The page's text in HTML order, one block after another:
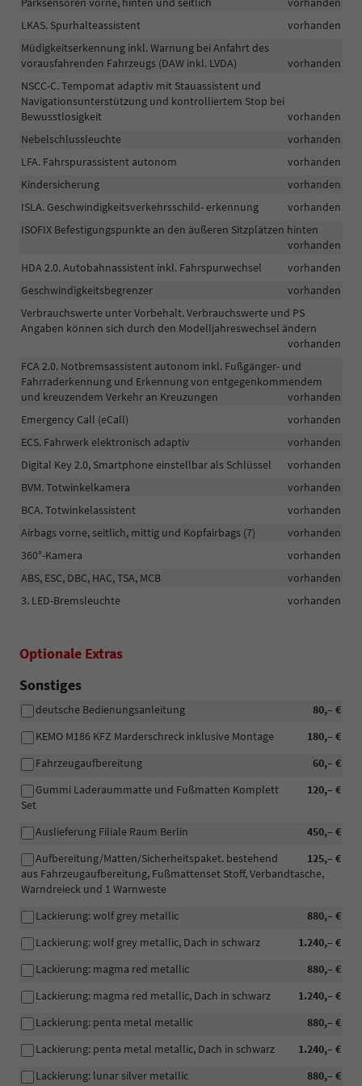
LKAS. Spurhalteassistent
vorhanden
Müdigkeitserkennung inkl. Warnung bei Anfahrt des
vorausfahrenden Fahrzeugs (DAW inkl. LVDA)
vorhanden
NSCC-C. Tempomat adaptiv mit Stauassistent und
Navigationsunterstützung und kontrolliertem Stop bei
Bewusstlosigkeit
vorhanden
Nebelschlussleuchte
vorhanden
LFA. Fahrspurassistent autonom
vorhanden
Kindersicherung
vorhanden
ISLA. Geschwindigkeitsverkehrsschild- erkennung
vorhanden
ISOFIX Befestigungspunkte an den äußeren Sitzplätzen hinten
vorhanden
HDA 2.0. Autobahnassistent inkl. Fahrspurwechsel
vorhanden
Geschwindigkeitsbegrenzer
vorhanden
Verbrauchswerte unter Vorbehalt. Verbrauchswerte und PS
Angaben können sich durch den Modelljahreswechsel ändern
vorhanden
FCA 2.0. Notbremsassistent autonom inkl. Fußgänger- und
Fahrraderkennung und Erkennung von entgegenkommendem
und kreuzendem Verkehr an Kreuzungen
vorhanden
Emergency Call (eCall)
vorhanden
ECS. Fahrwerk elektronisch adaptiv
vorhanden
Digital Key 2.0, Smartphone einstellbar als Schlüssel
vorhanden
BVM. Totwinkelkamera
vorhanden
BCA. Totwinkelassistent
vorhanden
Airbags vorne, seitlich, mittig und Kopfairbags (7)
vorhanden
360°-Kamera
vorhanden
ABS, ESC, DBC, HAC, TSA, MCB
vorhanden
3. LED-Bremsleuchte
vorhanden
Optionale Extras
Sonstiges
80,– €
deutsche Bedienungsanleitung
180,– €
KEMO M186 KFZ Marderschreck inklusive Montage
60,– €
Fahrzeugaufbereitung
120,– €
Gummi Laderaummatte und Fußmatten Komplett
Set
450,– €
Auslieferung Filiale Raum Berlin
125,– €
Aufbereitung/Matten/Sicherheitspaket. bestehend
aus Fahrzeugaufbereitung, Fußmattenset Stoff, Verbandtasche,
Warndreieck und 1 Warnweste
880,– €
Lackierung: wolf grey metallic
1.240,– €
Lackierung: wolf grey metallic, Dach in schwarz
880,– €
Lackierung: magma red metallic
1.240,– €
Lackierung: magma red metallic, Dach in schwarz
880,– €
Lackierung: penta metal metallic
1.240,– €
Lackierung: penta metal metallic, Dach in schwarz
880,– €
Lackierung: lunar silver metallic